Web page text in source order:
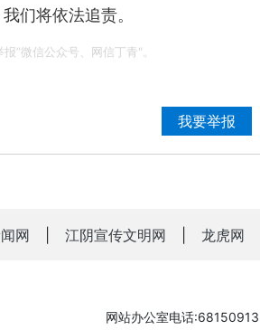
们将依法追责。
”微信公众号、网信丁青"。
我要举报
网 江阴宣传文明网 龙虎网
网站办公室电话:68150913